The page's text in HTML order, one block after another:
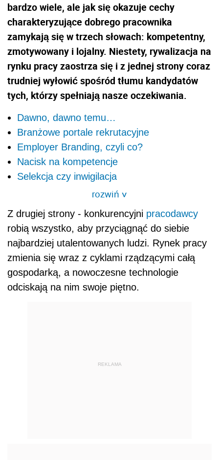
bardzo wiele, ale jak się okazuje cechy
charakteryzujące dobrego pracownika
zamykają się w trzech słowach: kompetentny,
zmotywowany i lojalny. Niestety, rywalizacja na
rynku pracy zaostrza się i z jednej strony coraz
trudniej wyłowić spośród tłumu kandydatów
tych, którzy spełniają nasze oczekiwania.
Dawno, dawno temu…
Branżowe portale rekrutacyjne
Employer Branding, czyli co?
Nacisk na kompetencje
Selekcja czy inwigilacja
rozwiń>
Z drugiej strony - konkurencyjni pracodawcy
robią wszystko, aby przyciągnąć do siebie
najbardziej utalentowanych ludzi. Rynek pracy
zmienia się wraz z cyklami rządzącymi całą
gospodarką, a nowoczesne technologie
odciskają na nim swoje piętno.
REKLAMA